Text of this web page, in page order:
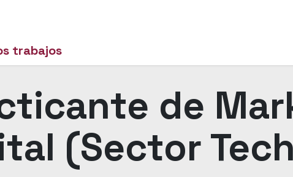
trabajos
de
(Sector